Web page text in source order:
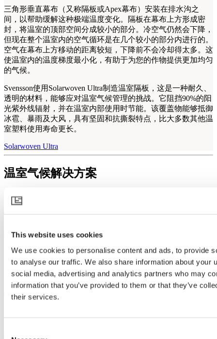
This website uses cookies
We use cookies to personalise content and ads, to provide
to analyse our traffic. We also share information about your
social media, advertising and analytics partners who may
information that you’ve provided to them or that they’ve
their services.
三角形垂直幕布（又称隔板或Apex幕布）安装在排水沟之
间，以帮助缓解这种极端温度变化。隔板在幕布上方形成密
封，将温室的顶部空间分成较小的部分。冷空气仍然会下降，
但现在整个温室内的空气循环是在几个较小的部分内进行的。
空气在幕布上方移动的距离较短，下降前不会冷却得太多。这
使温室内的温度梯度最小化，有助于为您的作物提供更加均匀
的气候。
Svensson使用Solarwoven Ultra制造温室隔板，这是一种耐久、
透明的材料，能够应对温室气候管理的挑战。它阻挡90%的阳
光紫外线辐射，并在温室内部使用时节能。该覆盖物能够抵御
冰雹、暴雨及大风，具有坚固和抗撕裂特点，比大多数其他温
室塑料使用寿命更长。
Solarwoven Ultra
温室气候解决方案
通过
案例新闻
种植者故事
新闻
Warmzones 博客
案例新闻